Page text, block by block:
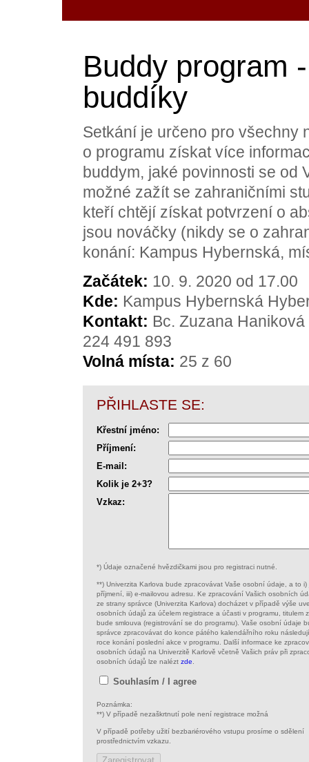
Buddy program
buddíky
Setkání je určeno pro všechny
o programu získat více
buddym, jaké povinnosti se od
možné zažít se zahraničními
kteří chtějí získat potvrzení o
jsou nováčky (nikdy se o
konání: Kampus Hybernská,
Začátek: 10. 9. 2020 od 17.00
Kde: Kampus Hybernská
Kontakt: Bc. Zuzana Haniková
224 491 893
Volná místa: 25 z 60
PŘIHLASTE SE:
Křestní jméno:
Příjmení:
E-mail:
Kolik je 2+3?
Vzkaz:
*) Údaje označené hvězdičkami jsou pro registraci nutné.
**) Univerzita Karlova bude zpracovávat Vaše osobní údaje, a to i)
příjmení, iii) e-mailovou adresu. Ke zpracování Vašich osobních
ze strany správce (Univerzita Karlova) docházet v případě výše
osobních údajů za účelem registrace a účasti v programu, titulem
bude smlouva (registrování se do programu). Vaše osobní údaje
správce zpracovávat do konce pátého kalendářního roku
roce konání poslední akce v programu. Další informace ke
osobních údajů na Univerzitě Karlově včetně Vašich práv při
osobních údajů lze nalézt zde
Souhlasím / I agree
Poznámka:
**) V případě nezaškrtnutí pole není registrace možná
V případě potřeby užití bezbariérového vstupu prosíme o sdělení
prostřednictvím vzkazu.